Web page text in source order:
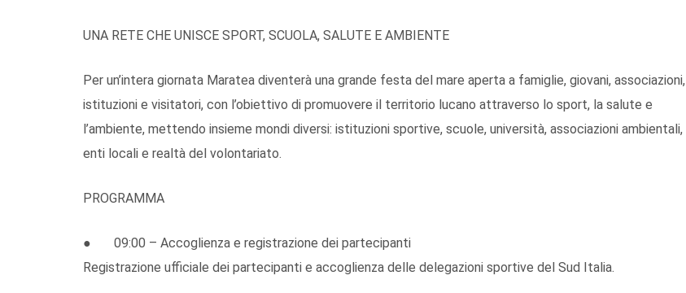
UNA RETE CHE UNISCE SPORT, SCUOLA, SALUTE E AMBIENTE
Per un’intera giornata Maratea diventerà una grande festa del mare aperta a famiglie, giovani, associazioni,
istituzioni e visitatori, con l’obiettivo di promuovere il territorio lucano attraverso lo sport, la salute e
l’ambiente, mettendo insieme mondi diversi: istituzioni sportive, scuole, università, associazioni ambientali,
enti locali e realtà del volontariato.
PROGRAMMA
● 09:00 – Accoglienza e registrazione dei partecipanti
Registrazione ufficiale dei partecipanti e accoglienza delle delegazioni sportive del Sud Italia.